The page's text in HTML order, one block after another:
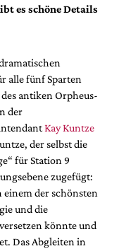
es schöne Details
alle fünf Sparten
antiken Orpheus-
der
Kay Kuntze
der selbst die
für Station 9
zugefügt:
einem der schönsten
und die
könnte und
Das Abgleiten in